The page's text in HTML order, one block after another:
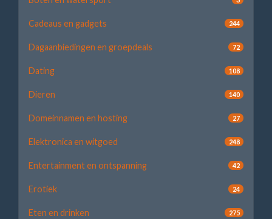
Cadeaus en gadgets 244
Dagaanbiedingen en groepdeals 72
Dating 108
Dieren 140
Domeinnamen en hosting 27
Elektronica en witgoed 248
Entertainment en ontspanning 42
Erotiek 24
Eten en drinken 275